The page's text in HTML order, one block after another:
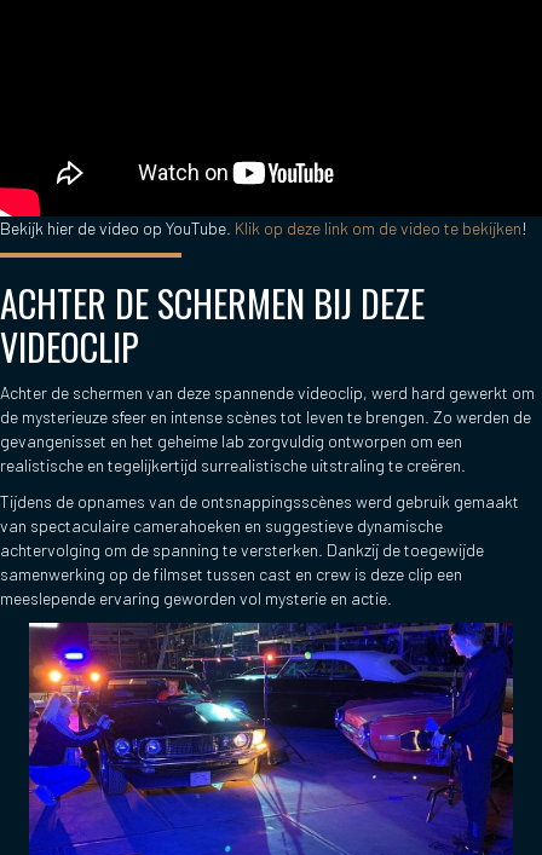
Bekijk hier de video op YouTube. Klik op deze link om de video te bekijken!
ACHTER DE SCHERMEN BIJ DEZE
VIDEOCLIP
Achter de schermen van deze spannende videoclip, werd hard gewerkt om
de mysterieuze sfeer en intense scènes tot leven te brengen. Zo werden de
gevangenisset en het geheime lab zorgvuldig ontworpen om een
realistische en tegelijkertijd surrealistische uitstraling te creëren.
Tijdens de opnames van de ontsnappingsscènes werd gebruik gemaakt
van spectaculaire camerahoeken en suggestieve dynamische
achtervolging om de spanning te versterken. Dankzij de toegewijde
samenwerking op de filmset tussen cast en crew is deze clip een
meeslepende ervaring geworden vol mysterie en actie.